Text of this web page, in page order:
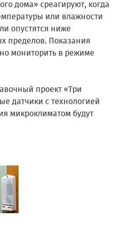
дома» среагируют, когда
или влажности
опустятся ниже
пределов. Показания
мониторить в режиме
проект «Три
датчики с технологией
микроклиматом будут